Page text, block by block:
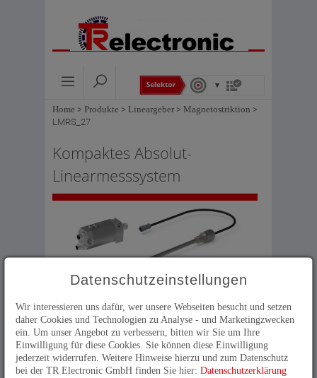
Home > Produkte > Lineargeber > Magnetostriktion >
LMRS_27
Kompaktes Absolut-
Linearmesssystem
Kleinster Lineargeber mit berührungslosem
LMRS27
Messkopf mit 27 mm Durchmesser
Datenschutzeinstellungen
Wir interessieren uns dafür, wer unsere Webseiten besucht und setzen
daher Cookies und Technologien zu Analyse - und Marketingzwecken
ein. Um unser Angebot zu verbessern, bitten wir Sie um Ihre
Einwilligung für diese Cookies. Sie können diese Einwilligung
jederzeit widerrufen. Weitere Hinweise hierzu und zum Datenschutz
bei der TR Electronic GmbH finden Sie hier:Datenschutzerklärung